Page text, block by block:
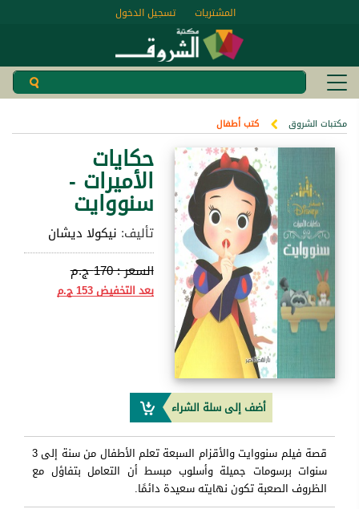
تسجيل الدخول المشتريات
مكتبات الشروق كتب أطفال
حكايات
الأميرات -
سنووايت
تأليف: نيكولا ديشان
السعر :170 ج.م
بعد التخفيض153 ج.م
أضف إلى سلة الشراء
قصة فيلم سنووايت والأقزام السبعة تعلم الأطفال من سنة إلى 3
سنوات برسومات جميلة وأسلوب مبسط أن التعامل بتفاؤل مع
الظروف الصعبة تكون نهايته سعيدة دائمًا.